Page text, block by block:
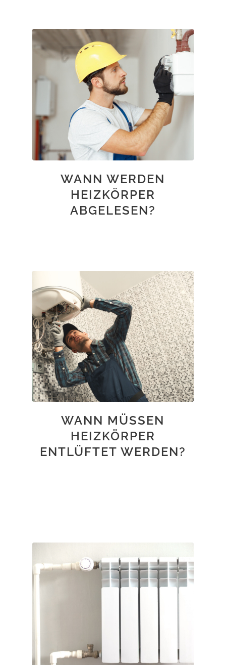
WANN WERDEN
HEIZKÖRPER
ABGELESEN?
WANN MÜSSEN
HEIZKÖRPER
ENTLÜFTET WERDEN?